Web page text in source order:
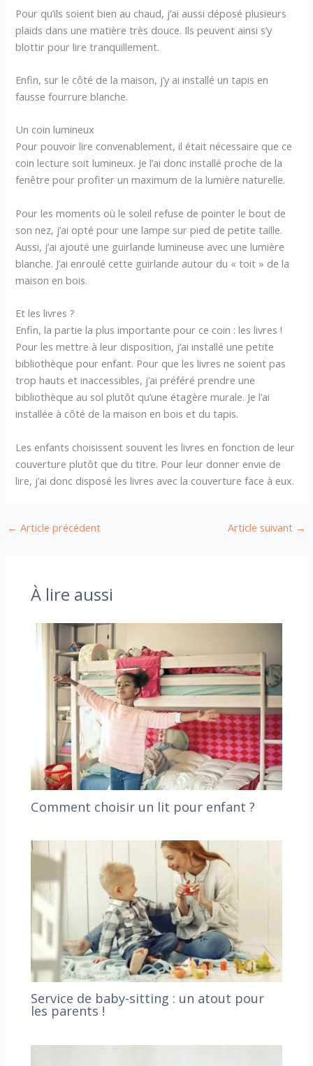
Pour qu’ils soient bien au chaud, j’ai aussi déposé plusieurs
plaids dans une matière très douce. Ils peuvent ainsi s’y
blottir pour lire tranquillement.
Enfin, sur le côté de la maison, j’y ai installé un tapis en
fausse fourrure blanche.
Un coin lumineux
Pour pouvoir lire convenablement, il était nécessaire que ce
coin lecture soit lumineux. Je l’ai donc installé proche de la
fenêtre pour profiter un maximum de la lumière naturelle.
Pour les moments où le soleil refuse de pointer le bout de
son nez, j’ai opté pour une lampe sur pied de petite taille.
Aussi, j’ai ajouté une guirlande lumineuse avec une lumière
blanche. J’ai enroulé cette guirlande autour du « toit » de la
maison en bois.
Et les livres ?
Enfin, la partie la plus importante pour ce coin : les livres !
Pour les mettre à leur disposition, j’ai installé une petite
bibliothèque pour enfant. Pour que les livres ne soient pas
trop hauts et inaccessibles, j’ai préféré prendre une
bibliothèque au sol plutôt qu’une étagère murale. Je l’ai
installée à côté de la maison en bois et du tapis.
Les enfants choisissent souvent les livres en fonction de leur
couverture plutôt que du titre. Pour leur donner envie de
lire, j’ai donc disposé les livres avec la couverture face à eux.
← Article précédent Article suivant →
À lire aussi
Comment choisir un lit pour enfant ?
Service de baby-sitting : un atout pour
les parents !